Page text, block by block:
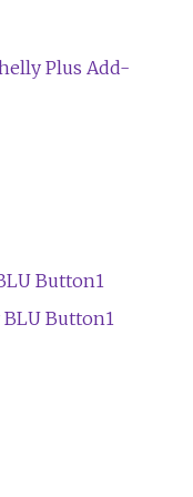
Plus Add-
Button1
Button1